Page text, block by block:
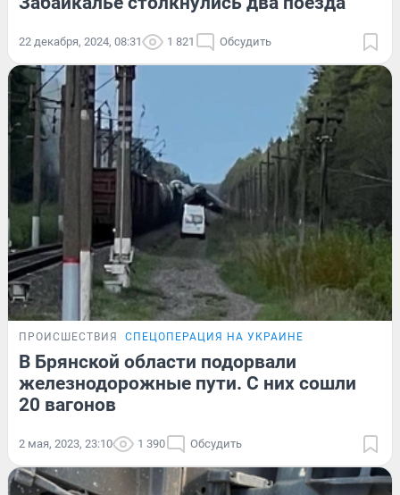
22 декабря, 2024, 08:31 1 821 Обсудить
ПРОИСШЕСТВИЯ СПЕЦОПЕРАЦИЯ НА УКРАИНЕ
В Брянской области подорвали
железнодорожные пути. С них сошли
20 вагонов
2 мая, 2023, 23:10 1 390 Обсудить